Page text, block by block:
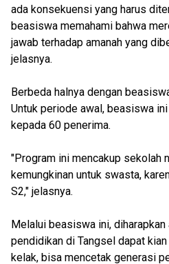
ada konsekuensi yang harus
beasiswa memahami bahwa
jawab terhadap amanah yang
jelasnya.
Berbeda halnya dengan
Untuk periode awal, beasiswa
kepada 60 penerima.
"Program ini mencakup sekolah
kemungkinan untuk swasta,
S2," jelasnya.
Melalui beasiswa ini,
pendidikan di Tangsel dapat
kelak, bisa mencetak generasi